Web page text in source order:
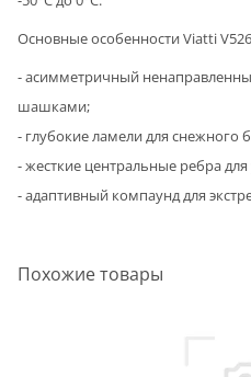
Основные особенности Viatti
- асимметричный
шашками;
- глубокие ламели для снежного
- жесткие центральные ребра для
- адаптивный компаунд для
Похожие товары